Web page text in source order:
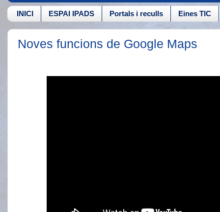
INICI ESPAI IPADS Portals i reculls Eines TIC
Noves funcions de Google Maps